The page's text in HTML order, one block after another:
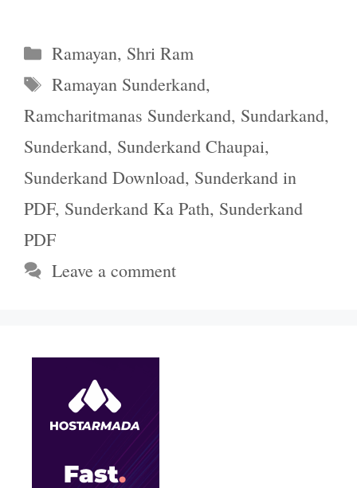
Categories
Ramayan, Shri Ram
Tags
Ramayan Sunderkand,
Ramcharitmanas Sunderkand, Sundarkand,
Sunderkand, Sunderkand Chaupai,
Sunderkand Download, Sunderkand in
PDF, Sunderkand Ka Path, Sunderkand
PDF
Leave a comment